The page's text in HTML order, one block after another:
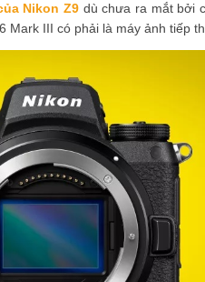
Nikon Z9dù chưa ra mắt bởi
III có phải là máy ảnh tiếp